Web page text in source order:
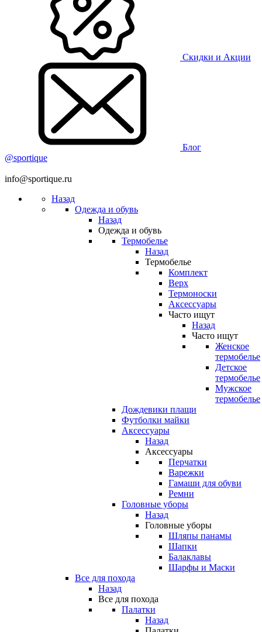
Скидки и Акции
Блог
@sportique
info@sportique.ru
Назад
Одежда и обувь
Назад
Одежда и обувь
Термобелье
Назад
Термобелье
Комплект
Верх
Термоноски
Аксессуары
Часто ищут
Назад
Часто ищут
Женское
термобелье
Детское
термобелье
Мужское
термобелье
Дождевики плащи
Футболки майки
Аксессуары
Назад
Аксессуары
Перчатки
Варежки
Гамаши для обуви
Ремни
Головные уборы
Назад
Головные уборы
Шляпы панамы
Шапки
Балаклавы
Шарфы и Маски
Все для похода
Назад
Все для похода
Палатки
Назад